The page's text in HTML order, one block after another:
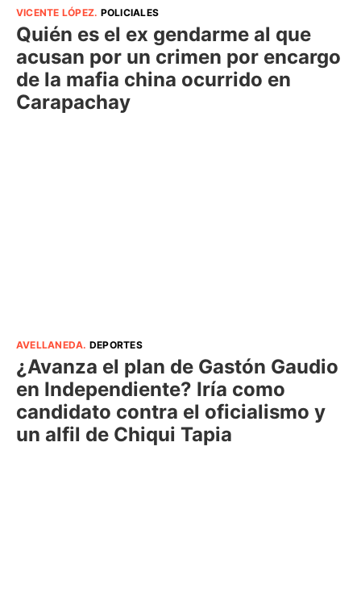
VICENTE LÓPEZ. POLICIALES
Quién es el ex gendarme al que
acusan por un crimen por encargo
de la mafia china ocurrido en
Carapachay
AVELLANEDA. DEPORTES
¿Avanza el plan de Gastón Gaudio
en Independiente? Iría como
candidato contra el oficialismo y
un alfil de Chiqui Tapia